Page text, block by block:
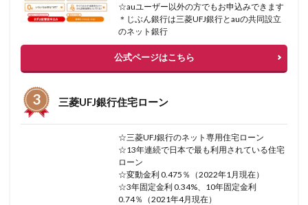
☆auユーザー以外の方でもお申込みできます
＊じぶん銀行は三菱UFJ銀行とauの共同設立
のネット銀行
公式ページはこちら
三菱UFJ銀行住宅ローン
☆三菱UFJ銀行のネット専用住宅ローン
☆13年連続で日本で最も利用されている住宅
ローン
☆変動金利 0.475％（2022年1月現在）
☆3年固定金利 0.34%、10年固定金利
0.74％（2021年4月現在）